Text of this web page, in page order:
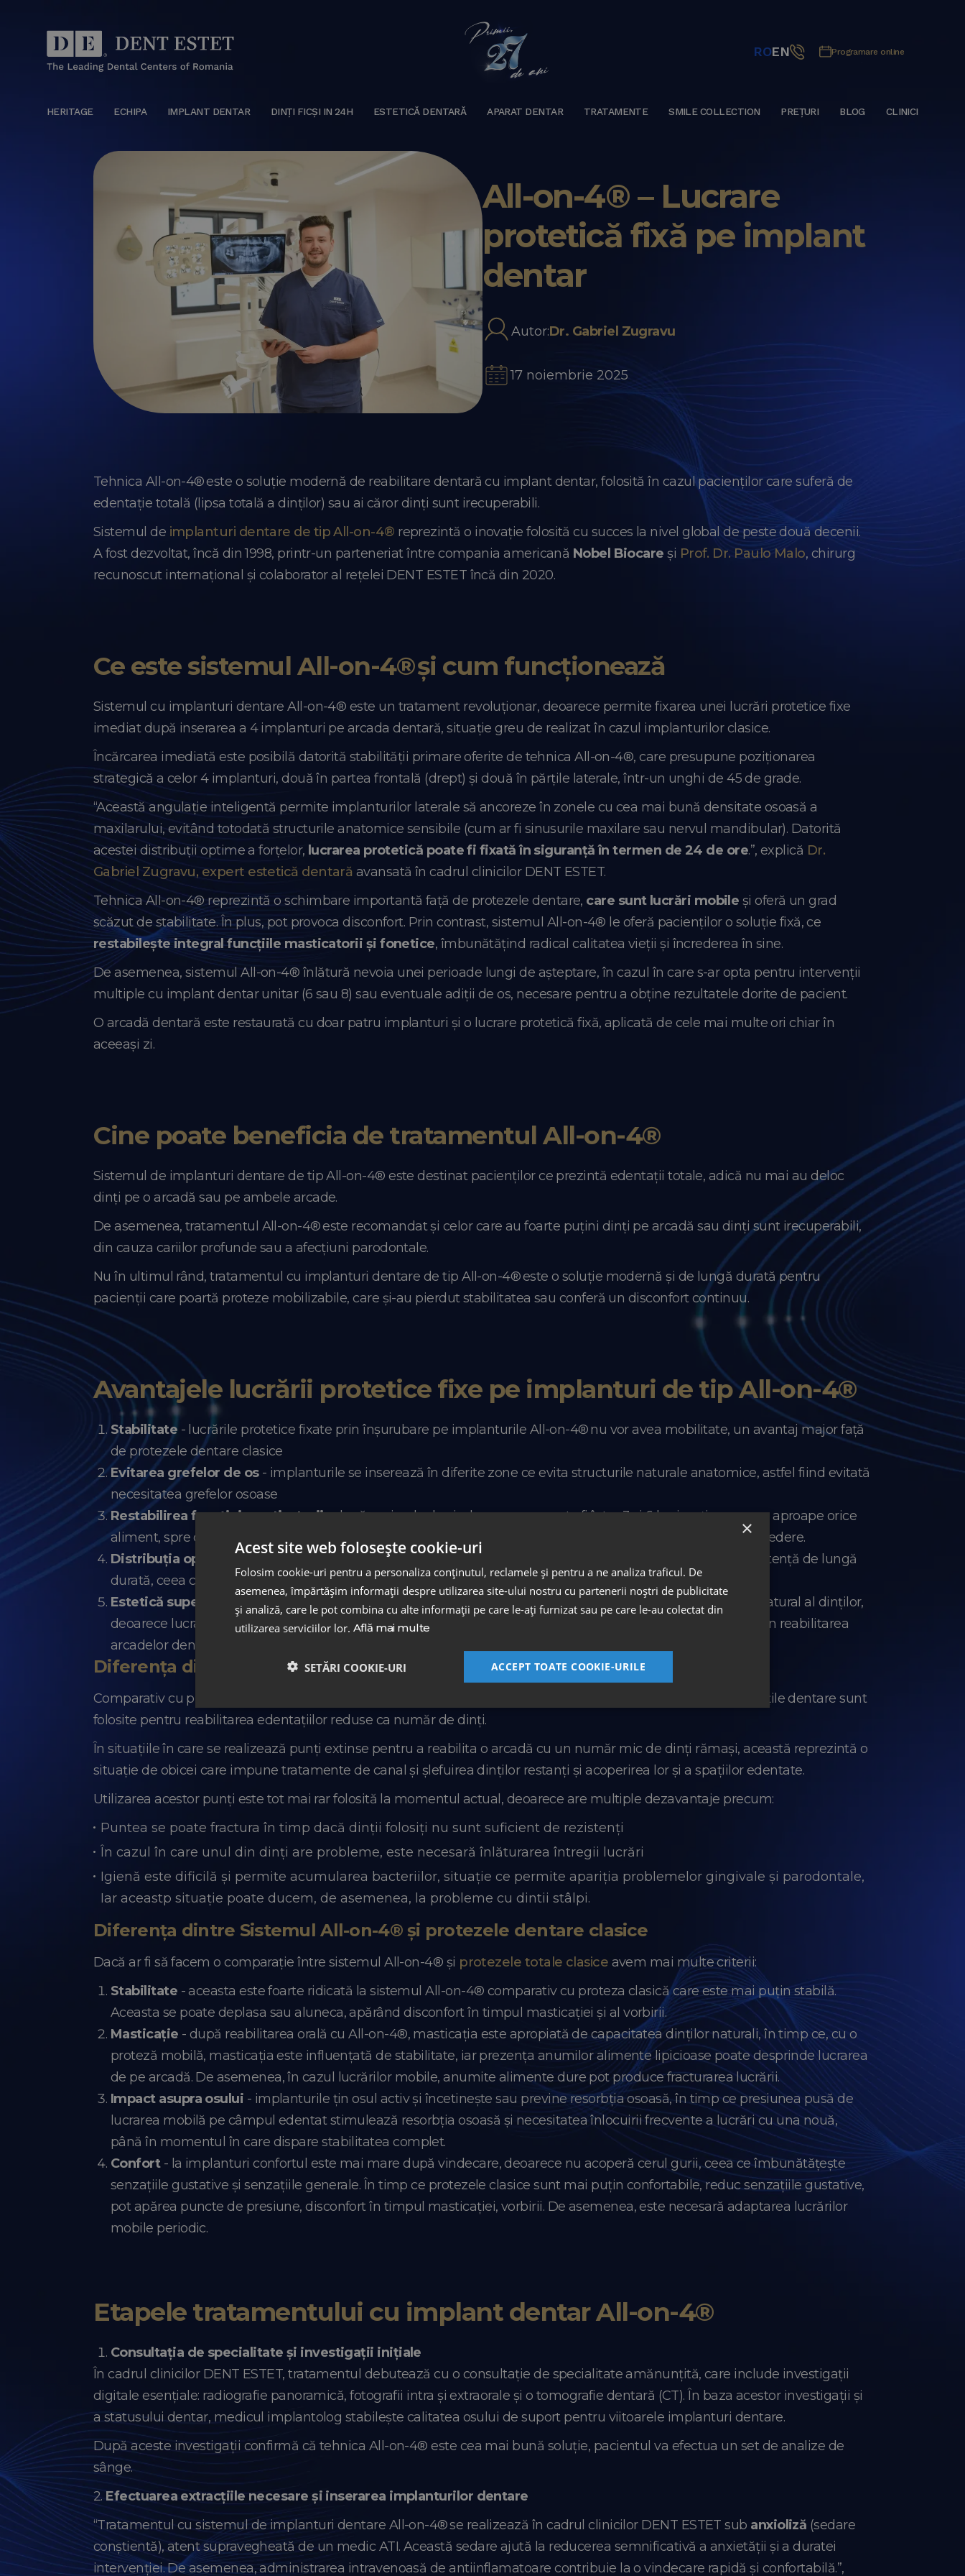
ROEN Programare online
HERITAGE ECHIPA IMPLANT DENTAR DINȚI FICȘI IN 24H ESTETICĂ DENTARĂ APARAT DENTAR TRATAMENTE SMILE COLLECTION PREȚURI BLOG CLINICI
All-on-4® – Lucrare
protetică fixă pe implant
dentar
Autor:Dr. Gabriel Zugravu
17 noiembrie 2025
Tehnica All-on-4® este o soluție modernă de reabilitare dentară cu implant dentar, folosită în cazul pacienților care suferă de
edentație totală (lipsa totală a dinților) sau ai căror dinți sunt irecuperabili.
Sistemul de implanturi dentare de tip All-on-4® reprezintă o inovație folosită cu succes la nivel global de peste două decenii.
A fost dezvoltat, încă din 1998, printr-un parteneriat între compania americană Nobel Biocare și Prof. Dr. Paulo Malo, chirurg
recunoscut internațional și colaborator al rețelei DENT ESTET încă din 2020.
Ce este sistemul All-on-4® și cum funcționează
Sistemul cu implanturi dentare All-on-4® este un tratament revoluționar, deoarece permite fixarea unei lucrări protetice fixe
imediat după inserarea a 4 implanturi pe arcada dentară, situație greu de realizat în cazul implanturilor clasice.
Încărcarea imediată este posibilă datorită stabilității primare oferite de tehnica All-on-4®, care presupune poziționarea
strategică a celor 4 implanturi, două în partea frontală (drept) și două în părțile laterale, într-un unghi de 45 de grade.
“Această angulație inteligentă permite implanturilor laterale să ancoreze în zonele cu cea mai bună densitate osoasă a
maxilarului, evitând totodată structurile anatomice sensibile (cum ar fi sinusurile maxilare sau nervul mandibular). Datorită
acestei distribuții optime a forțelor, lucrarea protetică poate fi fixată în siguranță în termen de 24 de ore.”, explică Dr.
Gabriel Zugravu, expert estetică dentară avansată în cadrul clinicilor DENT ESTET.
Tehnica All-on-4® reprezintă o schimbare importantă față de protezele dentare, care sunt lucrări mobile și oferă un grad
scăzut de stabilitate. În plus, pot provoca disconfort. Prin contrast, sistemul All-on-4® le oferă pacienților o soluție fixă, ce
restabilește integral funcțiile masticatorii și fonetice, îmbunătățind radical calitatea vieții și încrederea în sine.
De asemenea, sistemul All-on-4® înlătură nevoia unei perioade lungi de așteptare, în cazul în care s-ar opta pentru intervenții
multiple cu implant dentar unitar (6 sau 8) sau eventuale adiții de os, necesare pentru a obține rezultatele dorite de pacient.
O arcadă dentară este restaurată cu doar patru implanturi și o lucrare protetică fixă, aplicată de cele mai multe ori chiar în
aceeași zi.
Cine poate beneficia de tratamentul All-on-4®
Sistemul de implanturi dentare de tip All-on-4® este destinat pacienților ce prezintă edentații totale, adică nu mai au deloc
dinți pe o arcadă sau pe ambele arcade.
De asemenea, tratamentul All-on-4® este recomandat și celor care au foarte puțini dinți pe arcadă sau dinți sunt irecuperabili,
din cauza cariilor profunde sau a afecțiuni parodontale.
Nu în ultimul rând, tratamentul cu implanturi dentare de tip All-on-4® este o soluție modernă și de lungă durată pentru
pacienții care poartă proteze mobilizabile, care și-au pierdut stabilitatea sau conferă un disconfort continuu.
Avantajele lucrării protetice fixe pe implanturi de tip All-on-4®
Stabilitate - lucrările protetice fixate prin înșurubare pe implanturile All-on-4® nu vor avea mobilitate, un avantaj major față
de protezele dentare clasice
Evitarea grefelor de os- implanturile se inserează în diferite zone ce evita structurile naturale anatomice, astfel fiind evitată
necesitatea grefelor osoase
Restabilirea funcției masticatorii- după perioada de vindecare, care poate fi între 3 și 6 luni, poți consuma aproape orice
aliment, spre deosebire de proteza dentară, când este nevoie să existe anumite limitări din acest punct de vedere.
Distribuția optimă a forțelor
- inserarea strategică a implanturi în unghiuri diferite este sinonimă cu o rezistență de lungă
durată, ceea ce contribuie semnificativ la îmbunățirea funcționalității și confortului
Estetică superioară
– reabilitarea orală prin tratamentul cu implanturile All-on-4® contribuie la un aspect natural al dinților,
deoarece lucrarea protetică finală este personalizabilă, pentru a respecta estetica și armonia zâmbetului. Prin reabilitarea
arcadelor dentare și stoparea retracției gingivale, dispare, de asemenea, aspectul îmbătrânit al feței.
Diferența dintre Sistemul All-on-4® și puntea dentară:
Comparativ cu punțile dentare, acest sistem realizează reabilitarea completă a arcadei dentare în timp ce punțile dentare sunt
folosite pentru reabilitarea edentațiilor reduse ca număr de dinți.
În situațiile în care se realizează punți extinse pentru a reabilita o arcadă cu un număr mic de dinți rămași, această reprezintă o
situație de obicei care impune tratamente de canal și șlefuirea dinților restanți și acoperirea lor și a spațiilor edentate.
Utilizarea acestor punți este tot mai rar folosită la momentul actual, deoarece are multiple dezavantaje precum:
Puntea se poate fractura în timp dacă dinții folosiți nu sunt suficient de rezistenți
În cazul în care unul din dinți are probleme, este necesară înlăturarea întregii lucrări
Igienă este dificilă și permite acumularea bacteriilor, situație ce permite apariția problemelor gingivale și parodontale,
Iar aceastp situație poate ducem, de asemenea, la probleme cu dintii stâlpi.
Diferența dintre Sistemul All-on-4® și protezele dentare clasice
Dacă ar fi să facem o comparație între sistemul All-on-4® și protezele totale clasice avem mai multe criterii:
Stabilitate - aceasta este foarte ridicată la sistemul All-on-4® comparativ cu proteza clasică care este mai puțin stabilă.
Aceasta se poate deplasa sau aluneca, apărând disconfort în timpul masticației și al vorbirii.
Masticație - după reabilitarea orală cu All-on-4®, masticația este apropiată de capacitatea dinților naturali, în timp ce, cu o
proteză mobilă, masticația este influențată de stabilitate, iar prezența anumilor alimente lipicioase poate desprinde lucrarea
de pe arcadă. De asemenea, în cazul lucrărilor mobile, anumite alimente dure pot produce fracturarea lucrării.
Impact asupra osului - implanturile țin osul activ și încetinește sau previne resorbția osoasă, în timp ce presiunea pusă de
lucrarea mobilă pe câmpul edentat stimulează resorbția osoasă și necesitatea înlocuirii frecvente a lucrări cu una nouă,
până în momentul în care dispare stabilitatea complet.
Confort- la implanturi confortul este mai mare după vindecare, deoarece nu acoperă cerul gurii, ceea ce îmbunătățește
senzațiile gustative și senzațiile generale. În timp ce protezele clasice sunt mai puțin confortabile, reduc senzațiile gustative,
pot apărea puncte de presiune, disconfort în timpul masticației, vorbirii. De asemenea, este necesară adaptarea lucrărilor
mobile periodic.
Etapele tratamentului cu implant dentar All-on-4®
Consultația de specialitate și investigații inițiale
În cadrul clinicilor DENT ESTET, tratamentul debutează cu o consultație de specialitate amănunțită, care include investigații
digitale esențiale: radiografie panoramică, fotografii intra și extraorale și o tomografie dentară (CT). În baza acestor investigații și
a statusului dentar, medicul implantolog stabilește calitatea osului de suport pentru viitoarele implanturi dentare.
După aceste investigații confirmă că tehnica All-on-4® este cea mai bună soluție, pacientul va efectua un set de analize de
sânge.
2.Efectuarea extracțiile necesare și inserarea implanturilor dentare
“Tratamentul cu sistemul de implanturi dentare All-on-4® se realizează în cadrul clinicilor DENT ESTET sub anxioliză (sedare
conștientă), atent supravegheată de un medic ATI. Această sedare ajută la reducerea semnificativă a anxietății și a duratei
intervenției. De asemenea, administrarea intravenoasă de antiinflamatoare contribuie la o vindecare rapidă și confortabilă.”,
×
Acest site web folosește cookie-uri
Folosim cookie-uri pentru a personaliza conținutul, reclamele și pentru a ne analiza traficul. De
asemenea, împărtășim informații despre utilizarea site-ului nostru cu partenerii noștri de publicitate
și analiză, care le pot combina cu alte informații pe care le-ați furnizat sau pe care le-au colectat din
utilizarea serviciilor lor. Află mai multe
ACCEPT TOATE COOKIE-URILE
SETĂRI COOKIE-URI